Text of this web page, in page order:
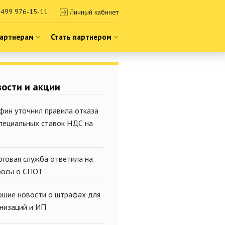
976-15-11 Личный кабинет
Стать партнером
и акции
уточнил правила отказа
ставок НДС на
служба ответила на
о СПОТ
новости о штрафах для
и ИП